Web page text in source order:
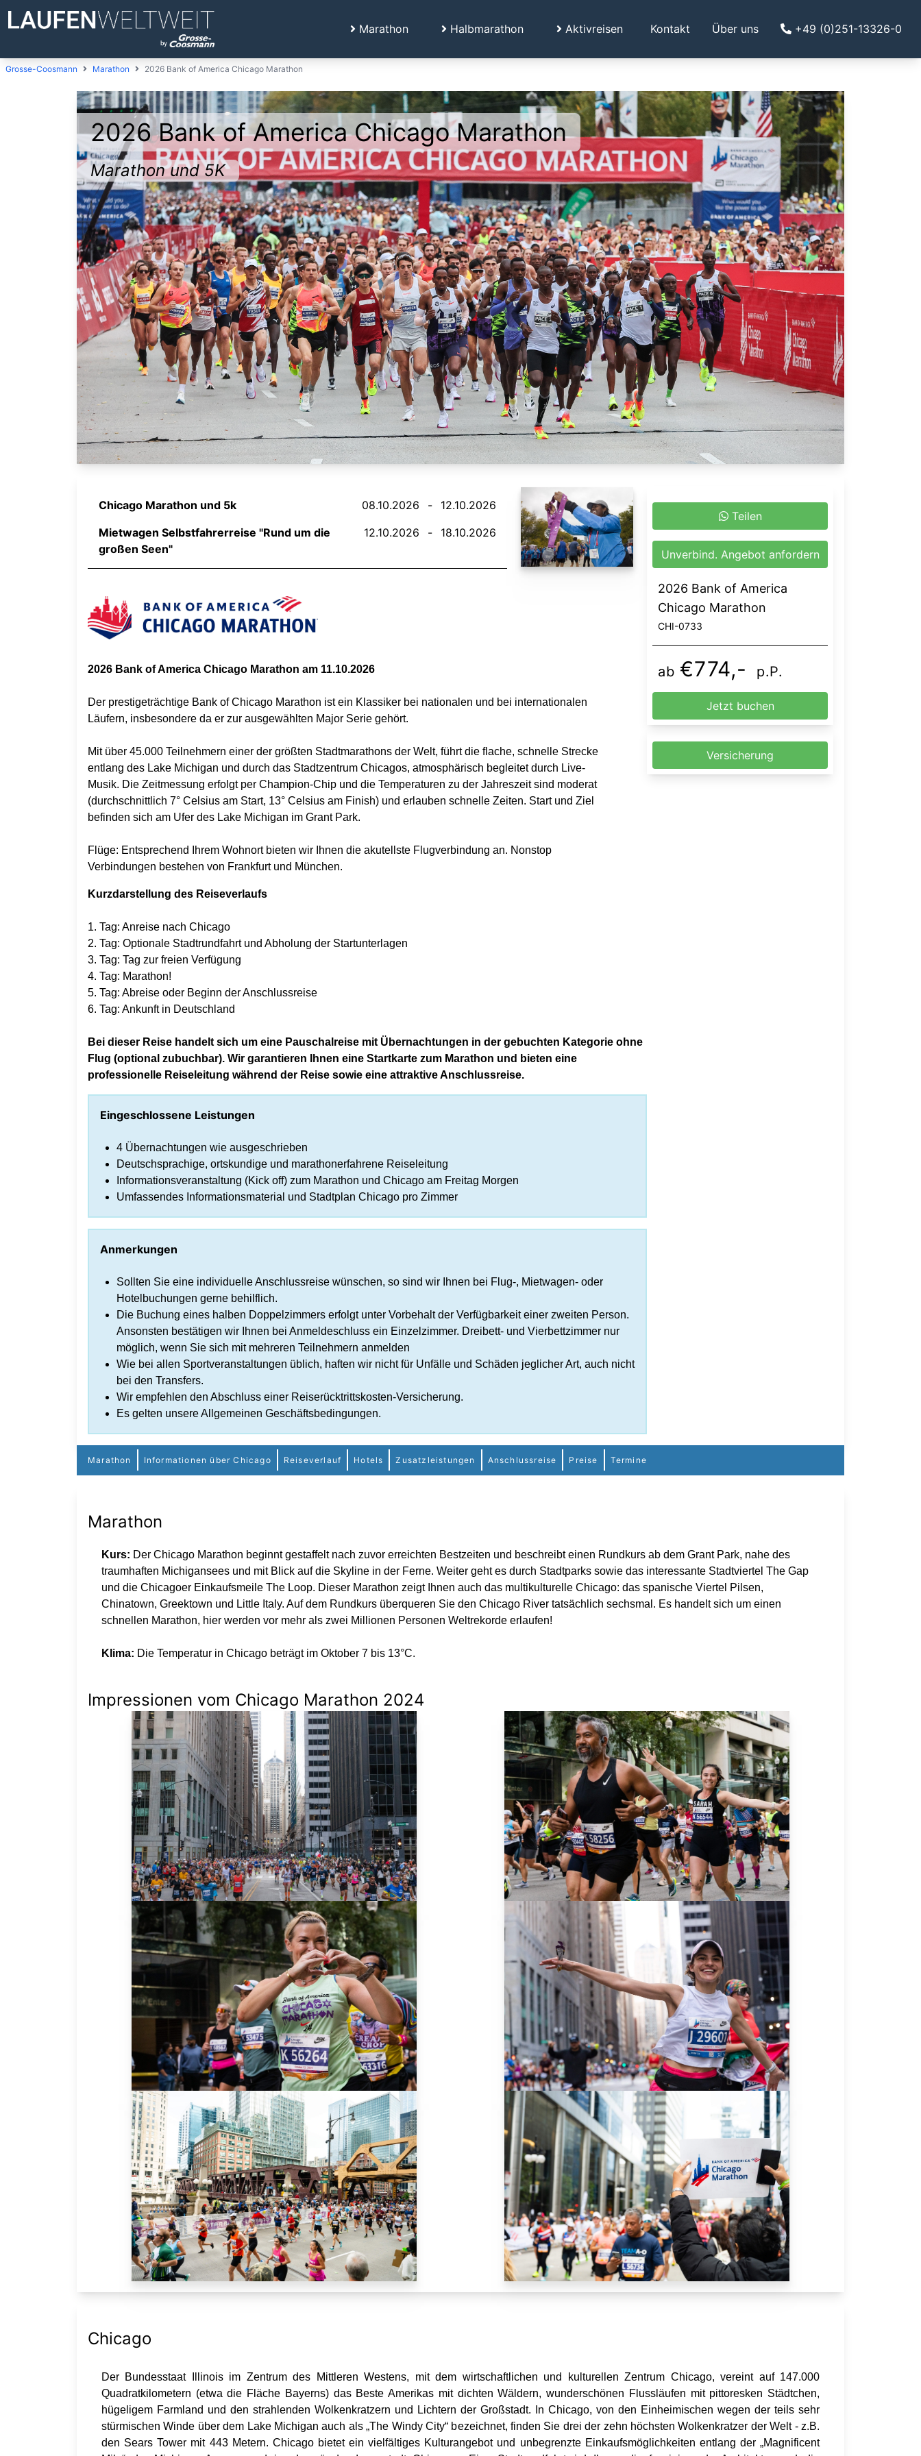
Marathon Halbmarathon Aktivreisen Kontakt Über uns +49 (0)251-13326-0
Grosse-Coosmann Marathon 2026 Bank of America Chicago Marathon
2026 Bank of America Chicago Marathon
Marathon und 5K
Chicago Marathon und 5k 08.10.2026 -
12.10.2026
Mietwagen Selbstfahrerreise "Rund um die
großen Seen"
12.10.2026 - 18.10.2026
2026 Bank of America Chicago Marathon am 11.10.2026
Der prestigeträchtige Bank of Chicago Marathon ist ein Klassiker bei nationalen und bei internationalen
Läufern, insbesondere da er zur ausgewählten Major Serie gehört.
Mit über 45.000 Teilnehmern einer der größten Stadtmarathons der Welt, führt die flache, schnelle Strecke
entlang des Lake Michigan und durch das Stadtzentrum Chicagos, atmosphärisch begleitet durch Live-
Musik. Die Zeitmessung erfolgt per Champion-Chip und die Temperaturen zu der Jahreszeit sind moderat
(durchschnittlich 7° Celsius am Start, 13° Celsius am Finish) und erlauben schnelle Zeiten. Start und Ziel
befinden sich am Ufer des Lake Michigan im Grant Park.
Flüge: Entsprechend Ihrem Wohnort bieten wir Ihnen die akutellste Flugverbindung an. Nonstop
Verbindungen bestehen von Frankfurt und München.
Kurzdarstellung des Reiseverlaufs
1. Tag: Anreise nach Chicago
2. Tag: Optionale Stadtrundfahrt und Abholung der Startunterlagen
3. Tag: Tag zur freien Verfügung
4. Tag: Marathon!
5. Tag: Abreise oder Beginn der Anschlussreise
6. Tag: Ankunft in Deutschland
Bei dieser Reise handelt sich um eine Pauschalreise mit Übernachtungen in der gebuchten Kategorie ohne
Flug (optional zubuchbar). Wir garantieren Ihnen eine Startkarte zum Marathon und bieten eine
professionelle Reiseleitung während der Reise sowie eine attraktive Anschlussreise.
Eingeschlossene Leistungen
4 Übernachtungen wie ausgeschrieben
Deutschsprachige, ortskundige und marathonerfahrene Reiseleitung
Informationsveranstaltung (Kick off) zum Marathon und Chicago am Freitag Morgen
Umfassendes Informationsmaterial und Stadtplan Chicago pro Zimmer
Anmerkungen
Sollten Sie eine individuelle Anschlussreise wünschen, so sind wir Ihnen bei Flug-, Mietwagen- oder
Hotelbuchungen gerne behilflich.
Die Buchung eines halben Doppelzimmers erfolgt unter Vorbehalt der Verfügbarkeit einer zweiten Person.
Ansonsten bestätigen wir Ihnen bei Anmeldeschluss ein Einzelzimmer. Dreibett- und Vierbettzimmer nur
möglich, wenn Sie sich mit mehreren Teilnehmern anmelden
Wie bei allen Sportveranstaltungen üblich, haften wir nicht für Unfälle und Schäden jeglicher Art, auch nicht
bei den Transfers.
Wir empfehlen den Abschluss einer Reiserücktrittskosten-Versicherung.
Es gelten unsere Allgemeinen Geschäftsbedingungen.
Teilen
Unverbind. Angebot anfordern
2026 Bank of America
Chicago Marathon
CHI-0733
ab €774,- p.P.
Jetzt buchen
Versicherung
Marathon Informationen über Chicago Reiseverlauf Hotels Zusatzleistungen Anschlussreise Preise Termine
Marathon
Kurs: Der Chicago Marathon beginnt gestaffelt nach zuvor erreichten Bestzeiten und beschreibt einen Rundkurs ab dem Grant Park, nahe des
traumhaften Michigansees und mit Blick auf die Skyline in der Ferne. Weiter geht es durch Stadtparks sowie das interessante Stadtviertel The Gap
und die Chicagoer Einkaufsmeile The Loop. Dieser Marathon zeigt Ihnen auch das multikulturelle Chicago: das spanische Viertel Pilsen,
Chinatown, Greektown und Little Italy. Auf dem Rundkurs überqueren Sie den Chicago River tatsächlich sechsmal. Es handelt sich um einen
schnellen Marathon, hier werden vor mehr als zwei Millionen Personen Weltrekorde erlaufen!
Klima: Die Temperatur in Chicago beträgt im Oktober 7 bis 13°C.
Impressionen vom Chicago Marathon 2024
Chicago
Der Bundesstaat Illinois im Zentrum des Mittleren Westens, mit dem wirtschaftlichen und kulturellen Zentrum Chicago, vereint auf 147.000
Quadratkilometern (etwa die Fläche Bayerns) das Beste Amerikas mit dichten Wäldern, wunderschönen Flussläufen mit pittoresken Städtchen,
hügeligem Farmland und den strahlenden Wolkenkratzern und Lichtern der Großstadt. In Chicago, von den Einheimischen wegen der teils sehr
stürmischen Winde über dem Lake Michigan auch als „The Windy City“ bezeichnet, finden Sie drei der zehn höchsten Wolkenkratzer der Welt - z.B.
den Sears Tower mit 443 Metern. Chicago bietet ein vielfältiges Kulturangebot und unbegrenzte Einkaufsmöglichkeiten entlang der „Magnificent